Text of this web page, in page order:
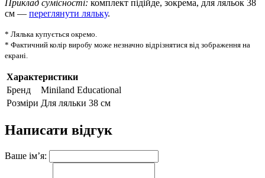
Приклад сумісності: комплект підійде, зокрема, для ляльок 38
см — переглянути ляльку.
* Лялька купується окремо.
* Фактичний колір виробу може незначно відрізнятися від зображення на
екрані.
Характеристики
Бренд
Miniland Educational
Розміри Для ляльки 38 см
Написати відгук
Ваше ім’я: